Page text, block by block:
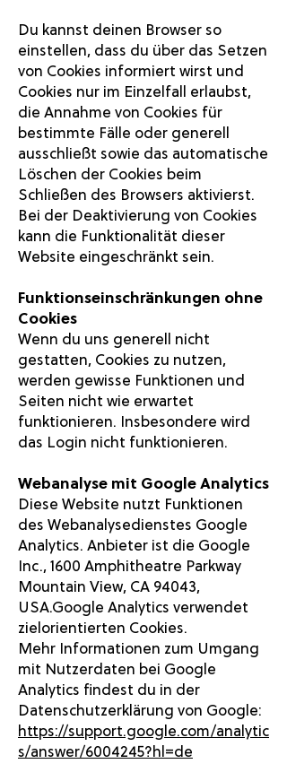
Du kannst deinen Browser so
einstellen, dass du über das Setzen
von Cookies informiert wirst und
Cookies nur im Einzelfall erlaubst,
die Annahme von Cookies für
bestimmte Fälle oder generell
ausschließt sowie das automatische
Löschen der Cookies beim
Schließen des Browsers aktivierst.
Bei der Deaktivierung von Cookies
kann die Funktionalität dieser
Website eingeschränkt sein.
Funktionseinschränkungen ohne
Cookies
Wenn du uns generell nicht
gestatten, Cookies zu nutzen,
werden gewisse Funktionen und
Seiten nicht wie erwartet
funktionieren. Insbesondere wird
das Login nicht funktionieren.
Webanalyse mit Google Analytics
Diese Website nutzt Funktionen
des Webanalysedienstes Google
Analytics. Anbieter ist die Google
Inc., 1600 Amphitheatre Parkway
Mountain View, CA 94043,
USA.Google Analytics verwendet
zielorientierten Cookies.
Mehr Informationen zum Umgang
mit Nutzerdaten bei Google
Analytics findest du in der
Datenschutzerklärung von Google:
https://support.google.com/analytic
s/answer/6004245?hl=de